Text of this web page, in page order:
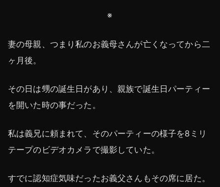
※
妻の母親、つまり私のお義母さんが亡くなってから二
ヶ月後。
その日は甥の誕生日があり、親族で誕生日パーティー
を開いた時の事だった。
私は義兄に頼まれて、そのパーティーの様子を8ミリ
テープのビデオカメラで撮影していた。
すでに認知症気味だったお義父さんもその席に居た。